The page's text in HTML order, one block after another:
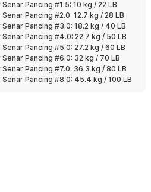
Pancing #1.5: 10 kg / 22 LB
Pancing #2.0: 12.7 kg / 28 LB
Pancing #3.0: 18.2 kg / 40 LB
Pancing #4.0: 22.7 kg / 50 LB
Pancing #5.0: 27.2 kg / 60 LB
Pancing #6.0: 32 kg / 70 LB
Pancing #7.0: 36.3 kg / 80 LB
Pancing #8.0: 45.4 kg / 100 LB